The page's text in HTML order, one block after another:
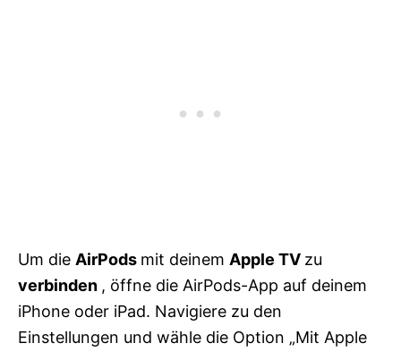
Um die AirPods mit deinem Apple TV zu
verbinden , öffne die AirPods-App auf deinem
iPhone oder iPad. Navigiere zu den
Einstellungen und wähle die Option „Mit Apple